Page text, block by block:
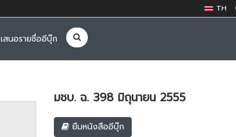
TH
เสนอรายชื่ออีบุ๊ก
มชบ. ฉ. 398 มิถุนายน 2555
ยืมหนังสืออีบุ๊ก